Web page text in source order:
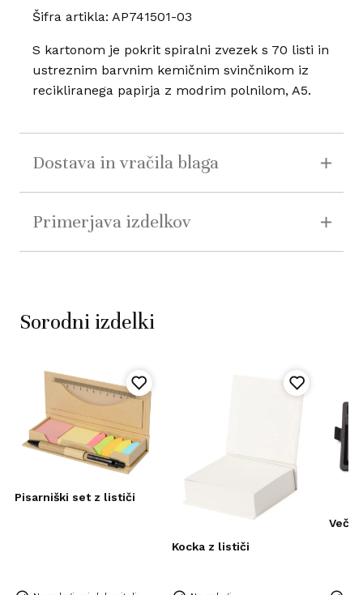
Šifra artikla: AP741501-03
S kartonom je pokrit spiralni zvezek s 70 listi in
ustreznim barvnim kemičnim svinčnikom iz
recikliranega papirja z modrim polnilom, A5.
Dostava in vračila blaga
Primerjava izdelkov
Sorodni izdelki
Pisarniški set z lističi
Kocka z lističi